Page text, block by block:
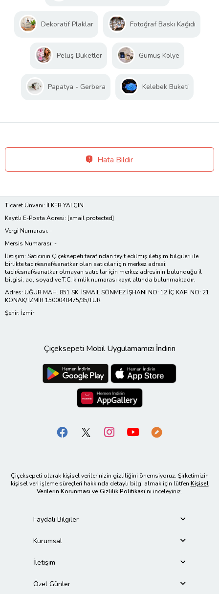
Dekoratif Plaklar Fotoğraf Baskı Kağıdı
Peluş Buketler Gümüş Kolye
Papatya - Gerbera Kelebek Buketi
Hata Bildir
Ticaret Ünvanı: İLKER YALÇIN
Kayıtlı E-Posta Adresi: [email protected]
Vergi Numarası: -
Mersis Numarası: -
İletişim: Satıcının Çiçeksepeti tarafından teyit edilmiş iletişim bilgileri ile
birlikte tacir/esnaf/sanatkar olan satıcılar için merkez adresi;
tacir/esnaf/sanatkar olmayan satıcılar için merkez adresinin bulunduğu il
bilgisi, ad, soyad ve T.C. kimlik numarası kayıt altında bulunmaktadır.
Adres: UĞUR MAH. 851 SK. İSMAİL SÖNMEZ İŞHANI NO: 12 İÇ KAPI NO: 21
KONAK/ İZMİR 1500048475/35/TUR
Şehir: İzmir
Çiçeksepeti Mobil Uygulamamızı İndirin
Çiçeksepeti olarak kişisel verilerinizin gizliliğini önemsiyoruz. Şirketimizin
kişisel veri işleme süreçleri hakkında detaylı bilgi almak için lütfen Kişisel
Verilerin Korunması ve Gizlilik Politikası’nı inceleyiniz.
Faydalı Bilgiler
Kurumsal
İletişim
Özel Günler